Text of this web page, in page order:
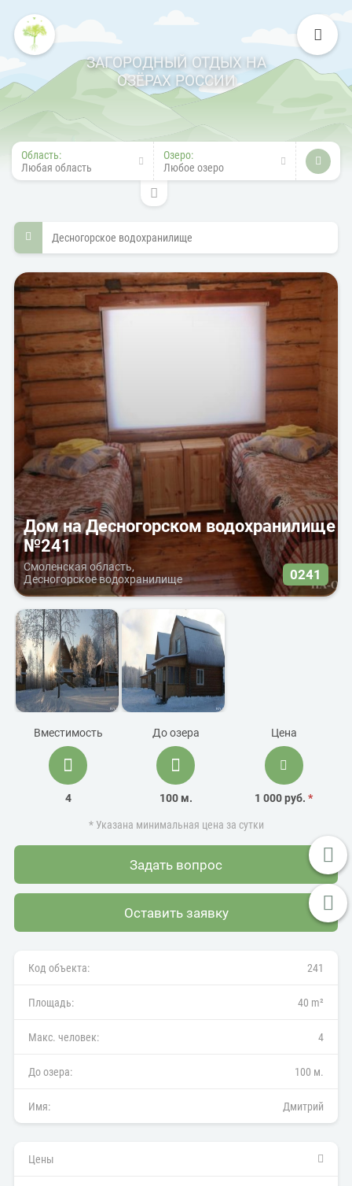
ЗАГОРОДНЫЙ ОТДЫХ НА
ОЗЁРАХ РОССИИ
Область:
Любая область
Озеро:
Любое озеро
Десногорское водохранилище
Дом на Десногорском водохранилище
№241
Смоленская область,
Десногорское водохранилище
0241
Вместимость
4
До озера
100 м.
Цена
1 000 руб.*
* Указана минимальная цена за сутки
Задать вопрос
Оставить заявку
Код объекта: 241
Площадь: 40 m²
Макс. человек: 4
До озера: 100 м.
Имя: Дмитрий
Цены